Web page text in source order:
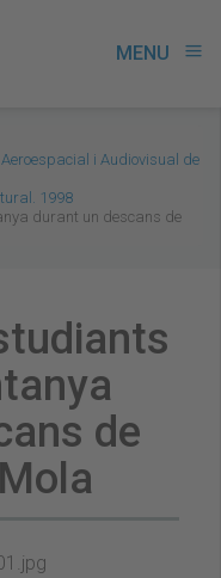
MENU menu
i Audiovisual de
1998
durant un descans de
de